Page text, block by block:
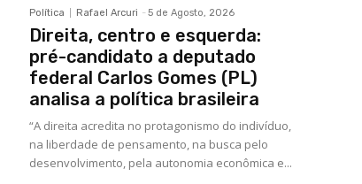
Política Rafael Arcuri - 5 de Agosto, 2026
Direita, centro e esquerda:
pré-candidato a deputado
federal Carlos Gomes (PL)
analisa a política brasileira
“A direita acredita no protagonismo do indivíduo,
na liberdade de pensamento, na busca pelo
desenvolvimento, pela autonomia econômica e...